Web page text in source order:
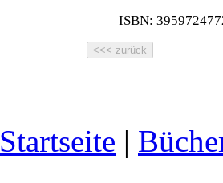
ISBN:
Startseite |